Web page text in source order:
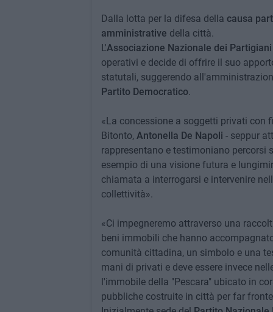
Dalla lotta per la difesa della causa
amministrative della città.
L'Associazione Nazionale dei
operativi e decide di offrire il suo
statutali, suggerendo
Partito Democratico.
«La concessione a soggetti privati con
Bitonto, Antonella De Napoli - seppur
rappresentano e testimoniano
esempio di una visione futura e
chiamata a interrogarsi e intervenire
collettività».
«Ci impegneremo attraverso una
beni immobili che hanno
comunità cittadina, un simbolo e una
mani di privati e deve essere invece
l'immobile della "Pescara" ubicato in
pubbliche costruite in città per far